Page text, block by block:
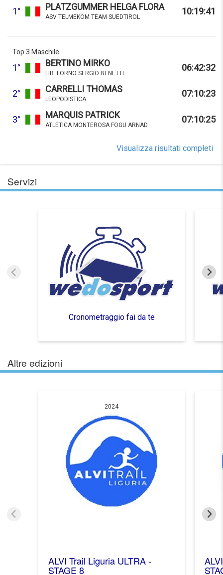
1° PLATZGUMMER HELGA FLORA
ASV TELMEKOM TEAM SUEDTIROL
10:19:41
Top 3 Maschile
1° BERTINO MIRKO
LIB. FORNO SERGIO BENETTI
06:42:32
2° CARRELLI THOMAS
LEOPODISTICA
07:10:23
3° MARQUIS PATRICK
ATLETICA MONTEROSA FOGU ARNAD
07:10:25
Visualizza risultati completi
Servizi
Cronometraggio fai da te
Altre edizioni
2024
ALVI Trail Liguria ULTRA -
STAGE 8